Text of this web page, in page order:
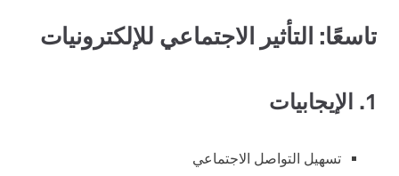
تاسعًا: التأثير الاجتماعي للإلكترونيات
1. الإيجابيات
تسهيل التواصل الاجتماعي